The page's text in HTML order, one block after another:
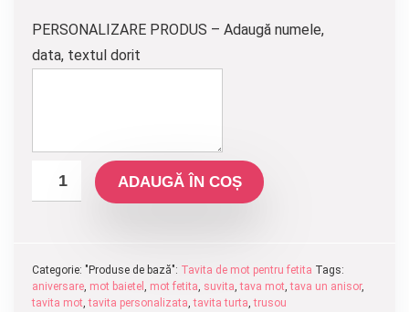
PERSONALIZARE PRODUS – Adaugă numele,
data, textul dorit
ADAUGĂ ÎN COȘ
Categorie: "Produse de bază": Tavita de mot pentru fetita Tags:
aniversare, mot baietel , mot fetita, suvita,tava mot,tava un anisor,
tavita mot,tavita personalizata,tavita turta,trusou